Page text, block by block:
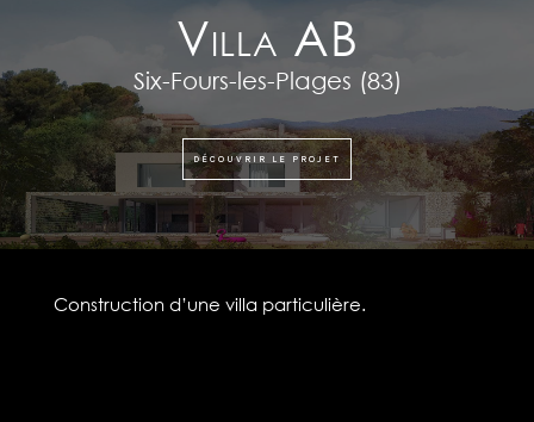
Villa AB
Six-Fours-les-Plages (83)
DÉCOUVRIR LE PROJET
Construction d’une villa particulière.